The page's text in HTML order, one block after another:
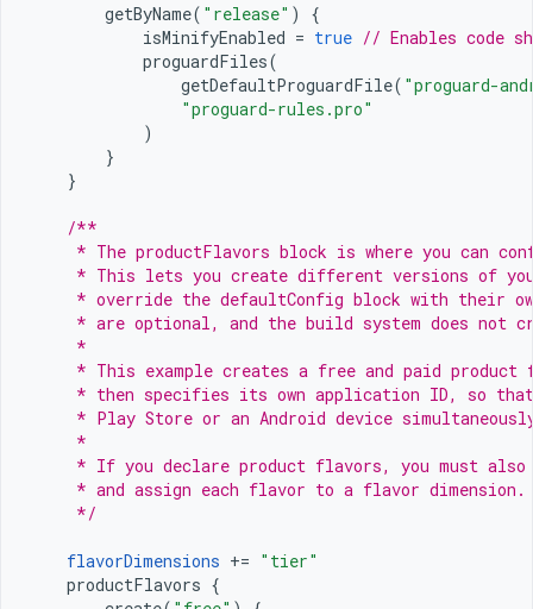
getByName( "release" )
{
isMinifyEnabled = true // Enables code
proguardFiles(
getDefaultProguardFile( "proguard-
"proguard-rules.pro"
)
}
}
/**
* The productFlavors block is where you can
* This lets you create different versions of
* override the defaultConfig block with their
* are optional, and the build system does not
     *
* This example creates a free and paid product
* then specifies its own application ID, so
* Play Store or an Android device
     *
* If you declare product flavors, you must
     * and assign each flavor to a flavor dimension.
     */
flavorDimensions += "tier"
productFlavors {